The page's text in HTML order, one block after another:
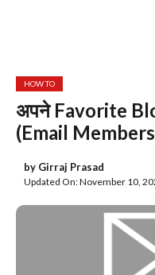
HOW TO
अपने Favorite
(Email
by Girraj Prasad
Updated On: November 10,